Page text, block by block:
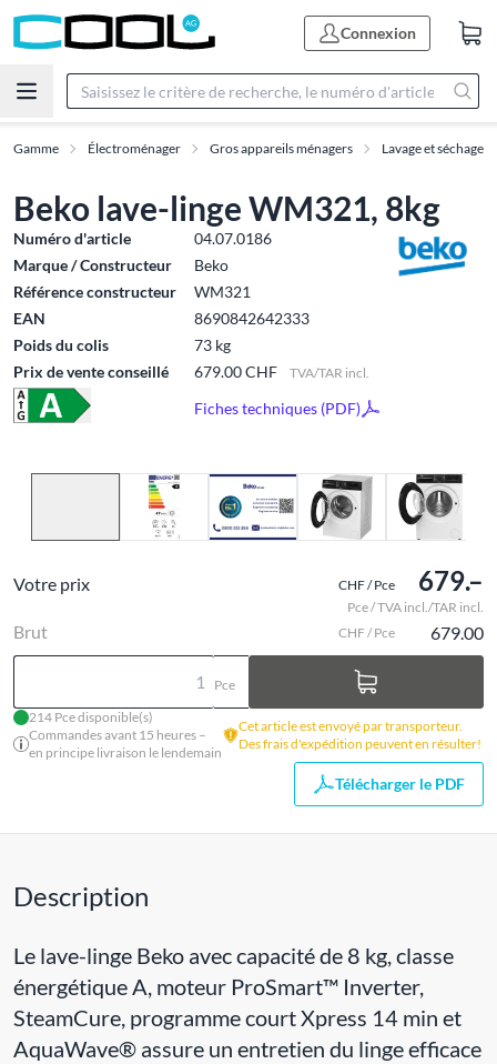
Connexion
Gamme Électroménager Gros appareils ménagers Lavage et séchage
Beko lave-linge WM321, 8kg
Numéro d'article
04.07.0186
Marque / Constructeur
Beko
Référence constructeur
WM321
EAN
8690842642333
Poids du colis
73 kg
Prix de vente conseillé
679.00 CHF TVA/TAR incl.
Fiches techniques (PDF)
Votre prix CHF / Pce 679.–
Pce / TVA incl./TAR incl.
Brut CHF / Pce 679.00
Pce
214 Pce disponible(s)
Commandes avant 15 heures –
en principe livraison le lendemain
Cet article est envoyé par transporteur.
Des frais d'expédition peuvent en résulter!
Télécharger le PDF
Description
Le lave-linge Beko avec capacité de 8 kg, classe
énergétique A, moteur ProSmart™ Inverter,
SteamCure, programme court Xpress 14 min et
AquaWave® assure un entretien du linge efficace